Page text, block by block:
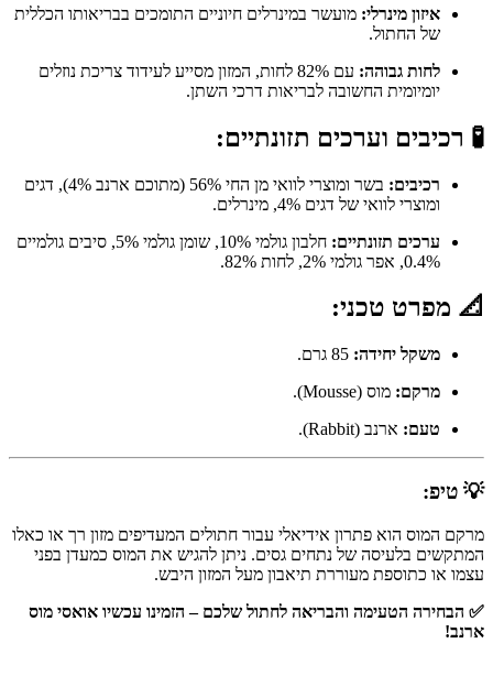
איזון מינרלי: מועשר במינרלים חיוניים התומכים בבריאותו הכללית
של החתול.
לחות גבוהה:
עם 82% לחות, המזון מסייע לעידוד צריכת נוזלים
יומיומית החשובה לבריאות דרכי השתן.
🧪 רכיבים וערכים תזונתיים:
רכיבים:
בשר ומוצרי לוואי מן החי 56% (מתוכם ארנב 4%), דגים
ומוצרי לוואי של דגים 4%, מינרלים.
ערכים תזונתיים:
חלבון גולמי 10%, שומן גולמי 5%, סיבים גולמיים
0.4%, אפר גולמי 2%, לחות 82%.
📐 מפרט טכני:
משקל יחידה:
מרקם: מוס (Mousse).
טעם: ארנב (Rabbit).
💡 טיפ:
מרקם המוס הוא פתרון אידיאלי עבור חתולים המעדיפים מזון רך או כאלו
המתקשים בלעיסה של נתחים גסים. ניתן להגיש את המוס כמעדן בפני
עצמו או כתוספת מעוררת תיאבון מעל המזון היבש.
✅ הבחירה הטעימה והבריאה לחתול שלכם – הזמינו עכשיו אואסי מוס
ארנב!